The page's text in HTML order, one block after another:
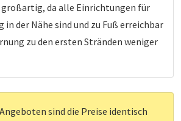
großartig, da alle Einrichtungen für
der Nähe sind und zu Fuß erreichbar
zu den ersten Stränden weniger
sind die Preise identisch